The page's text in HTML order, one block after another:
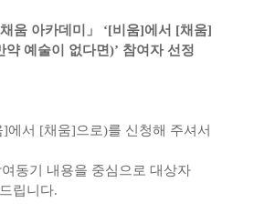
움 아카데미」 ‘[비움]에서 [채움]
예술이 없다면)’ 참여자 선정
에서 [채움]으로)를 신청해 주셔서
동기 내용을 중심으로 대상자
립니다.